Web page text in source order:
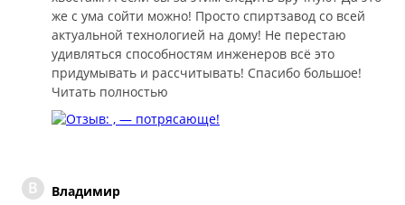
же с ума сойти можно! Просто спиртзавод со всей
актуальной технологией на дому! Не перестаю
удивляться способностям инженеров всё это
придумывать и рассчитывать! Спасибо большое!
Читать полностью
В Владимир